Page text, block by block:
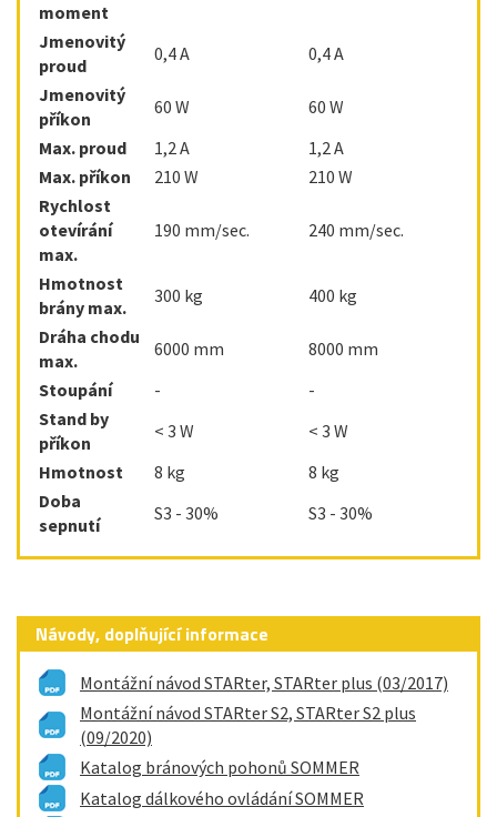
moment
Jmenovitý
proud
0,4 A
0,4 A
Jmenovitý
příkon
60 W
60 W
Max. proud
1,2 A
1,2 A
Max. příkon
210 W
210 W
Rychlost
otevírání
max.
190 mm/sec. 240 mm/sec.
Hmotnost
brány max.
300 kg
400 kg
Dráha chodu
max.
6000 mm
8000 mm
Stoupání
-
-
Stand by
příkon
< 3 W
< 3 W
Hmotnost
8 kg
8 kg
Doba
sepnutí
S3 - 30% S3 - 30%
Návody, doplňující informace
Montážní návod STARter, STARter plus (03/2017)
Montážní návod STARter S2, STARter S2 plus
(09/2020)
Katalog bránových pohonů SOMMER
Katalog dálkového ovládání SOMMER